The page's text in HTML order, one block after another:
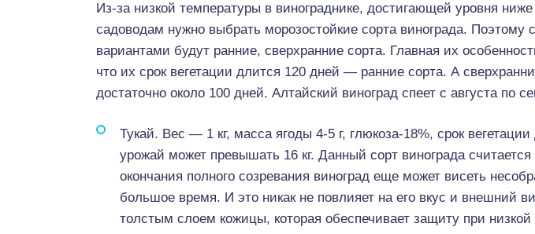
Из-за низкой температуры в винограднике, достигающей уровня ниже
садоводам нужно выбрать морозостойкие сорта винограда.
вариантами будут ранние, сверхранние сорта. Главная их
что их срок вегетации длится 120 дней — ранние сорта. А
достаточно около 100 дней. Алтайский виноград спеет с августа по
Тукай. Вес — 1 кг, масса ягоды 4-5 г, глюкоза-18%, срок
урожай может превышать 16 кг. Данный сорт винограда
окончания полного созревания виноград еще может висеть
большое время. И это никак не повлияет на его вкус и внешний
толстым слоем кожицы, которая обеспечивает защиту при низкой